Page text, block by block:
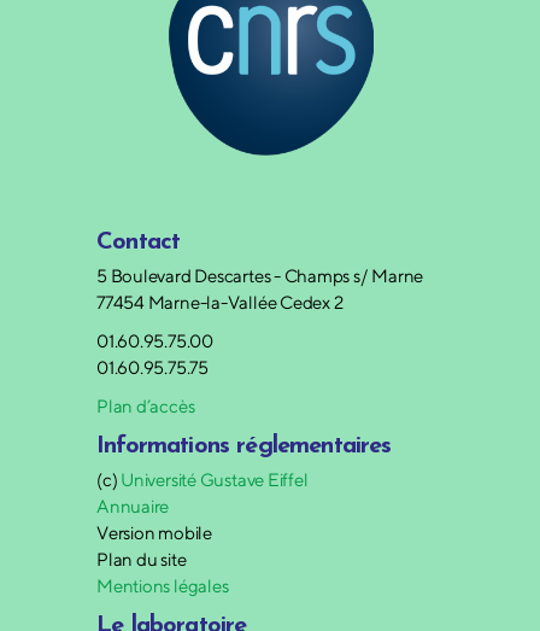
Contact
5 Boulevard Descartes - Champs s/ Marne
77454 Marne-la-Vallée Cedex 2
01.60.95.75.00
01.60.95.75.75
Plan d’accès
Informations réglementaires
(c) Université Gustave Eiffel
Annuaire
Version mobile
Plan du site
Mentions légales
Le laboratoire